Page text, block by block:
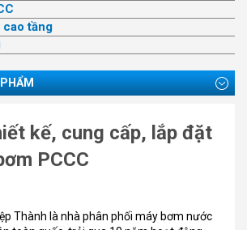
cao tầng
kế, cung cấp, lắp đặt
PCCC
Thành là nhà phân phối máy bơm nước